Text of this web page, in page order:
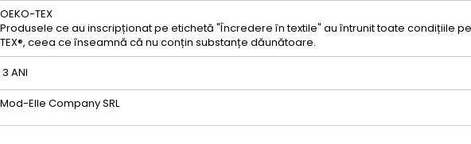
OEKO-TEX
Produsele ce au inscripționat pe etichetă "Încredere în textile" au întrunit toate condițiile
TEX®, ceea ce înseamnă că nu conțin substanțe dăunătoare.
3 ANI
Mod-Elle Company SRL